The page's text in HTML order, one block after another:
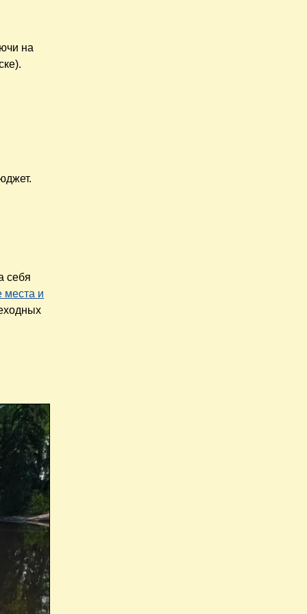
на
себя
места и